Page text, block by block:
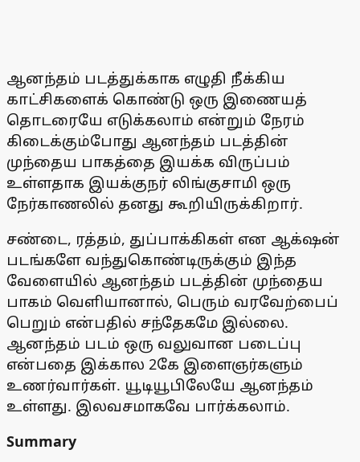
ஆனந்தம் படத்துக்காக எழுதி நீக்கிய
காட்சிகளைக் கொண்டு ஒரு இணையத்
தொடரையே எடுக்கலாம் என்றும் நேரம்
கிடைக்கும்போது ஆனந்தம் படத்தின்
முந்தைய பாகத்தை இயக்க விருப்பம்
உள்ளதாக இயக்குநர் லிங்குசாமி ஒரு
நேர்காணலில் தனது கூறியிருக்கிறார்.
சண்டை, ரத்தம், துப்பாக்கிகள் என ஆக்‌ஷன்
படங்களே வந்துகொண்டிருக்கும் இந்த
வேளையில் ஆனந்தம் படத்தின் முந்தைய
பாகம் வெளியானால், பெரும் வரவேற்பைப்
பெறும் என்பதில் சந்தேகமே இல்லை.
ஆனந்தம் படம் ஒரு வலுவான படைப்பு
என்பதை இக்கால 2கே இளைஞர்களும்
உணர்வார்கள். யூடியூபிலேயே ஆனந்தம்
உள்ளது. இலவசமாகவே பார்க்கலாம்.
Summary